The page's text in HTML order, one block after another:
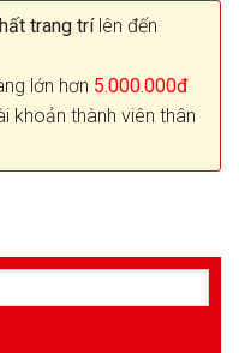
trang trílên đến
lớn hơn 5.000.000đ
khoản thành viên thân